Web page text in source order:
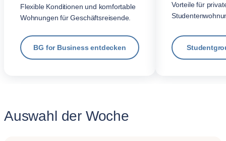
Flexible Konditionen und komfortable
Wohnungen für Geschäftsreisende.
BG for Business entdecken
Vorteile für
Auswahl der Woche